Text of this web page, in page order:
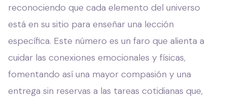
reconociendo que cada elemento del universo
está en su sitio para enseñar una lección
específica. Este número es un faro que alienta a
cuidar las conexiones emocionales y físicas,
fomentando así una mayor compasión y una
entrega sin reservas a las tareas cotidianas que,